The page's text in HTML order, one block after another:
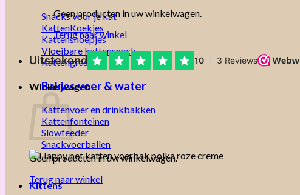
Geen producten in uw winkelwagen.
Terug naar winkel
Winkelwagen
Geen producten in uw winkelwagen.
Terug naar winkel
Snacks voor je kat
KattenKoekjes
Kattensnoepjes
Vloeibare kattensnack
Kattengras
Bakjes voer & water
Kattenvoer en drinkbakken
Kattenfonteinen
Slowfeeder
Snackvoerballen
Kittens